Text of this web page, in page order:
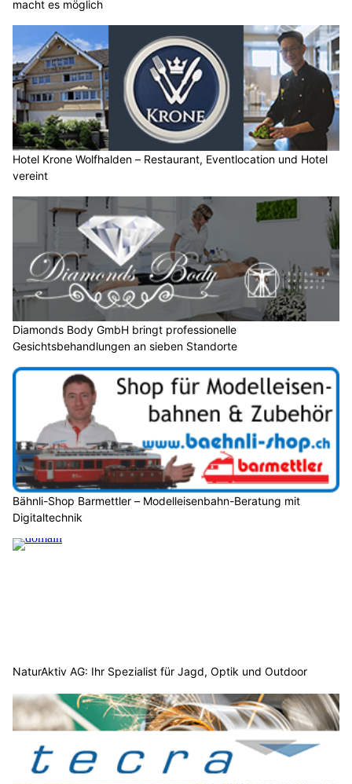
macht es möglich
Hotel Krone Wolfhalden – Restaurant, Eventlocation und Hotel
vereint
Diamonds Body GmbH bringt professionelle
Gesichtsbehandlungen an sieben Standorte
Bähnli-Shop Barmettler – Modelleisenbahn-Beratung mit
Digitaltechnik
NaturAktiv AG: Ihr Spezialist für Jagd, Optik und Outdoor